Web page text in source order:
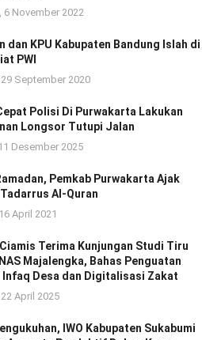
6 November 2022
dan KPU Kabupaten Bandung Islah di
PWI
September 2020
Polisi Di Purwakarta Lakukan
Longsor Tutupi Jalan
Desember 2025
Pemkab Purwakarta Ajak
Al-Quran
April 2021
Ciamis Terima Kunjungan Studi Tiru
Majalengka, Bahas Penguatan
Infaq Desa dan Digitalisasi Zakat
April 2025
IWO Kabupaten Sukabumi